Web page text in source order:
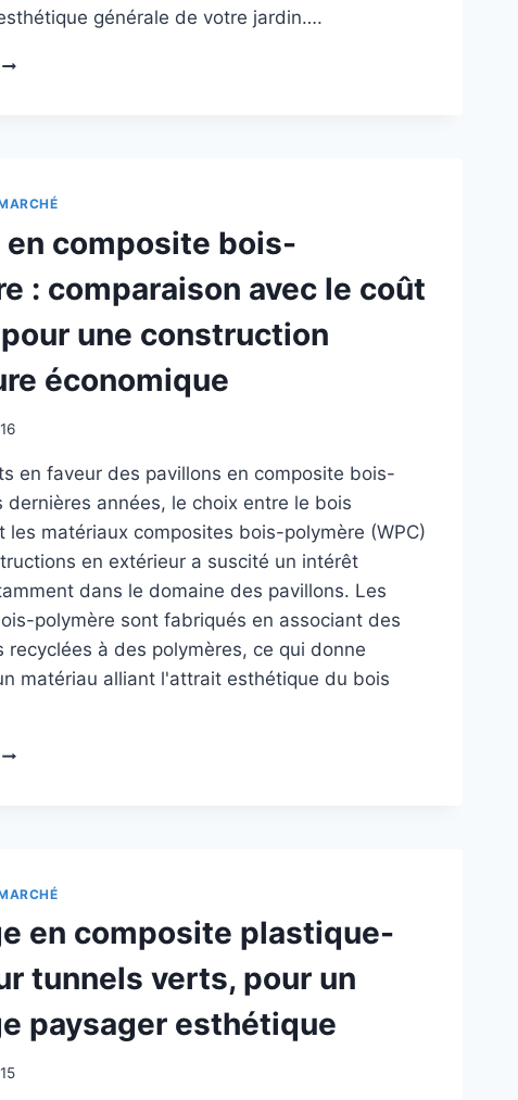
générale de votre jardin….
TUNNEL
DES
ALLÉES
en composite bois-
: comparaison avec le coût
une construction
économique
en faveur des pavillons en composite bois-
dernières années, le choix entre le bois
les matériaux composites bois-polymère (WPC)
en extérieur a suscité un intérêt
dans le domaine des pavillons. Les
polymère sont fabriqués en associant des
recyclées à des polymères, ce qui donne
matériau alliant l'attrait esthétique du bois
PAVILLON
en composite plastique-
tunnels verts, pour un
paysager esthétique